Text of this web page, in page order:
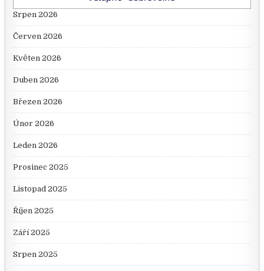
Srpen 2026
Červen 2026
Květen 2026
Duben 2026
Březen 2026
Únor 2026
Leden 2026
Prosinec 2025
Listopad 2025
Říjen 2025
Září 2025
Srpen 2025